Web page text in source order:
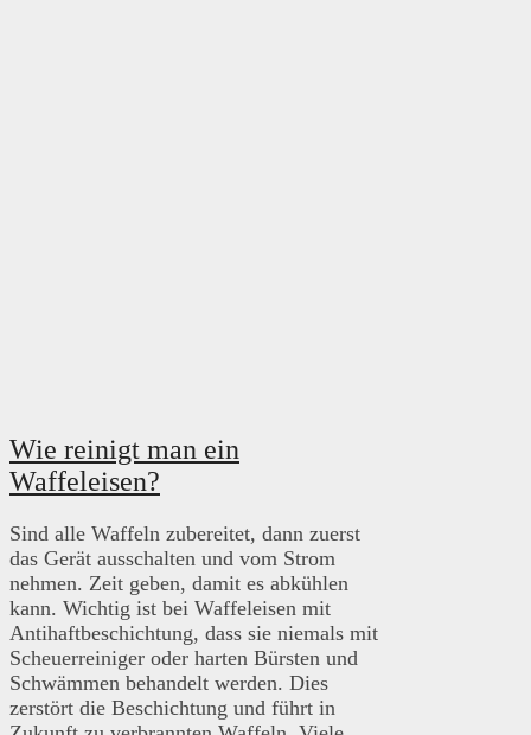
Wie reinigt man ein
Waffeleisen?
Sind alle Waffeln zubereitet, dann zuerst
das Gerät ausschalten und vom Strom
nehmen. Zeit geben, damit es abkühlen
kann. Wichtig ist bei Waffeleisen mit
Antihaftbeschichtung, dass sie niemals mit
Scheuerreiniger oder harten Bürsten und
Schwämmen behandelt werden. Dies
zerstört die Beschichtung und führt in